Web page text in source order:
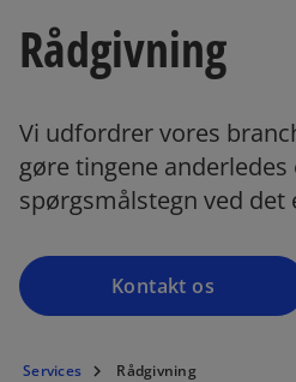
Rådgivning
Vi udfordrer vores
gøre tingene
spørgsmålstegn ved det
Kontakt os
Services Rådgivning